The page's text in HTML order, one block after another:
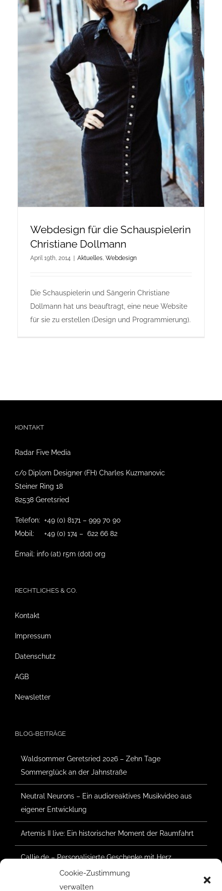
Cookie-Zustimmung
verwalten
Onlineshop Angebote
Newsletter
Datenschutzerklärung
Webdesign für die Schauspielerin
Christiane Dollmann
April 19th, 2014 Aktuelles, Webdesign
Die Schauspielerin und Sängerin Christiane
Dollmann hat uns beauftragt, eine neue Website
für sie zu erstellen (Design und Programmierung).
KONTAKT
Radar Five Media
c/o Diplom Designer (FH) Charles Kuzmanovic
Steiner Ring 18
82538 Geretsried
Telefon: +49 (0) 8171 – 999 70 90
Mobil: +49 (0) 174 – 622 66 82
Email: info (at) r5m (dot) org
RECHTLICHES & CO.
Kontakt
Impressum
Datenschutz
AGB
Newsletter
BLOG-BEITRÄGE
Waldsommer Geretsried 2026 – Zehn Tage
Sommerglück an der Jahnstraße
Neutral Neurons – Ein audioreaktives Musikvideo aus
eigener Entwicklung
Artemis II live: Ein historischer Moment der Raumfahrt
Callie.de – Personalisierte Geschenke mit Herz